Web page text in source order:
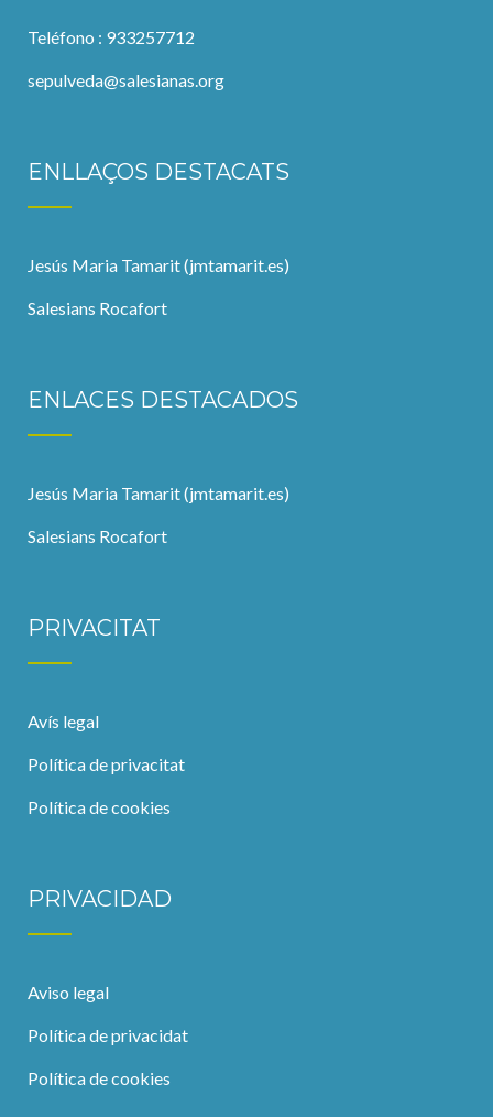
Teléfono : 933257712
sepulveda@salesianas.org
ENLLAÇOS DESTACATS
Jesús Maria Tamarit (jmtamarit.es)
Salesians Rocafort
ENLACES DESTACADOS
Jesús Maria Tamarit (jmtamarit.es)
Salesians Rocafort
PRIVACITAT
Avís legal
Política de privacitat
Política de cookies
PRIVACIDAD
Aviso legal
Política de privacidat
Política de cookies